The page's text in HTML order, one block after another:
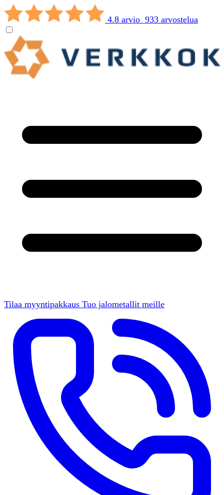
4.8 arvio 933 arvostelua
Tilaa myyntipakkaus Tuo jalometallit meille